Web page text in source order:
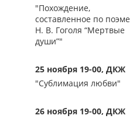
"Похождение,
составленное по поэме
Н. В. Гоголя “Мертвые
души”"
25 ноября 19-00, ДКЖ
"Сублимация любви"
26 ноября 19-00, ДКЖ